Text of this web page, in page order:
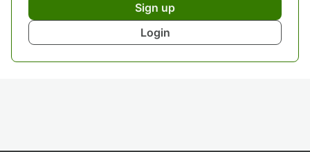
Sign up
Login